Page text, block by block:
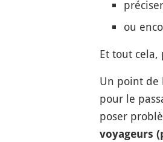
ou
Et tout
Un point de
pour le
poser
voyageurs